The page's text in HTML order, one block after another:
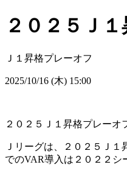
２０２５Ｊ
Ｊ１昇格プレーオフ
2025/10/16 (木) 15:00
２０２５Ｊ１昇格プレーオ
Ｊリーグは、２０２５Ｊ
でのVAR導入は２０２２シ